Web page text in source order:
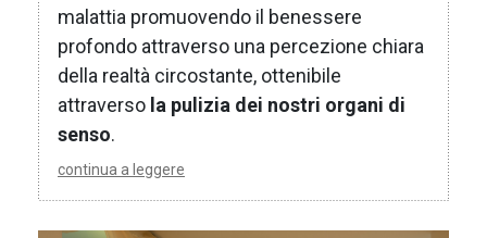
malattia promuovendo il benessere
profondo attraverso una percezione chiara
della realtà circostante, ottenibile
attraverso la pulizia dei nostri organi di
senso.
continua a leggere